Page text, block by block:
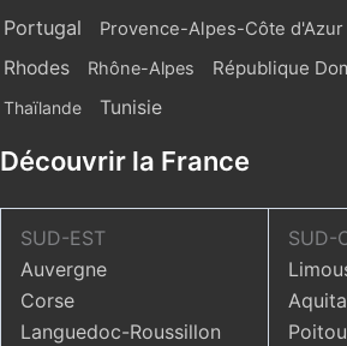
Portugal Provence-Alpes-Côte d'Azur
Rhodes Rhône-Alpes République
Thaïlande Tunisie
Découvrir la France
SUD-EST
Auvergne
Corse
Languedoc-Roussillon
SUD-